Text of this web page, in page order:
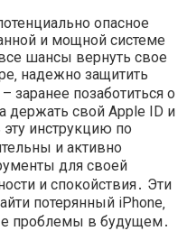
опасное
и мощной системе
шансы вернуть свое
надежно защитить
заранее позаботиться о
держать свой Apple ID и
эту инструкцию по
и активно
для своей
и спокойствия․ Эти
потерянный iPhone‚
проблемы в будущем․